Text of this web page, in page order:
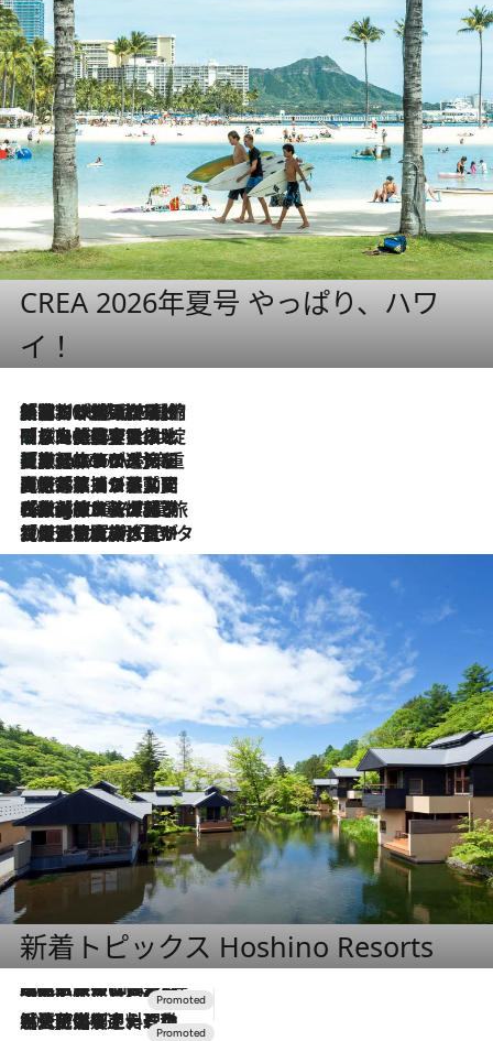
CREA 2026年夏号 やっぱり、ハワ
イ！
2026.8.6
「荷物が増えるほど旅ストレスは増す」美容ジャーナリストがたどり着いた最終結論。“化粧品を劇的に減らす”感動の凝縮美容とは
2026.8.6
「旅先には金髪ウィッグを持参」日本と同じメイクでは損してる!? 美容ジャーナリストが提案する“掟破りの旅美容”とは
2026.8.6
【厳選旅コスメ】「身軽さ＆UV対策重視！」ヘアアーティストshucoが選んだ夏旅ベストコスメを発表【Mサイズジップ】
2026.8.5
【厳選旅コスメ】国内をあちこち移動する河井菜摘が選んだ夏旅ベストコスメ発表！「リラックスアイテムはマスト」【Mサイズジップ】
2026.8.4
【厳選旅コスメ】「紫外線＆乾燥対策しながらメイク感も！」ヘア＆メイクGeorgeが選んだ夏旅ベストコスメを発表！【Mサイズジップ】
2026.8.3
【厳選旅コスメ】「保湿もタイパ重視！」“サウナ好き”タレント清水みさとが愛用する夏旅ベストコスメを発表！【Mサイズジップ】
新着トピックス Hoshino Resorts
2026.7.31
【ホテル帰省】という選択肢をOMOが提案。家族とほどよい距離を保つには「昼は実家、夜は気兼ねなくホテルで！」
2026.7.24
【夏限定ディナーコース】旬を迎える稚鮎や花ズッキーニなどをイタリア・トスカーナの郷土料理の手法で満喫！